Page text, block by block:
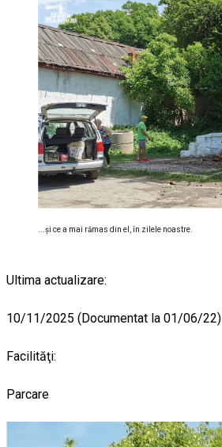
...și ce a mai rămas din el, în zilele noastre.
Ultima actualizare:
10/11/2025 (Documentat la 01/06/22)
Facilităţi:
Parcare